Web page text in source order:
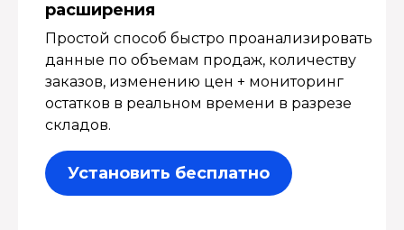
расширения
Простой способ быстро проанализировать
данные по объемам продаж, количеству
заказов, изменению цен + мониторинг
остатков в реальном времени в разрезе
складов.
Установить бесплатно